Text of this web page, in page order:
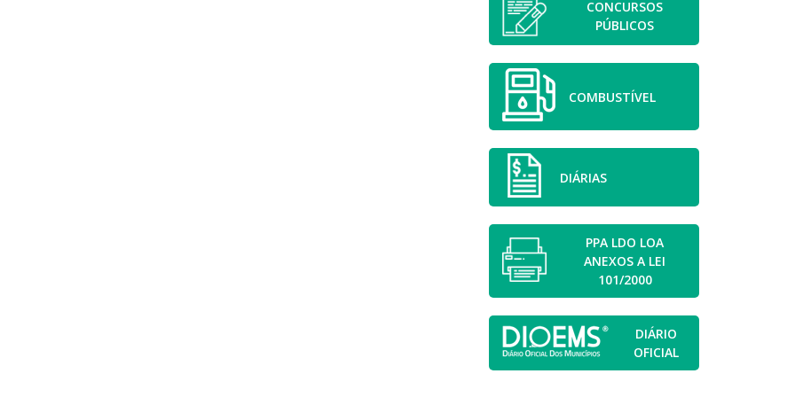
CONCURSOS
PÚBLICOS
COMBUSTÍVEL
DIÁRIAS
PPA LDO LOA
ANEXOS A LEI
101/2000
DIÁRIO
OFICIAL